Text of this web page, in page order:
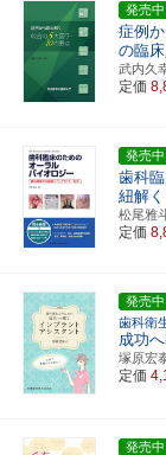
発売中
症例
の臨
武内久
定価
発売中
歯科
紐解
松尾雅
定価
発売中
歯科衛
成功
塚原宏
定価
発売中